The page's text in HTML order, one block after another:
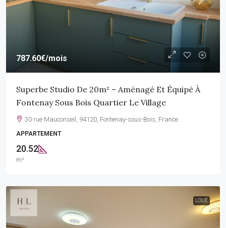
787.60€/mois
Superbe Studio De 20m² – Aménagé Et Équipé À
Fontenay Sous Bois Quartier Le Village
30 rue Mauconseil, 94120, Fontenay-sous-Bois, France
APPARTEMENT
20.52
m²
LOUÉ